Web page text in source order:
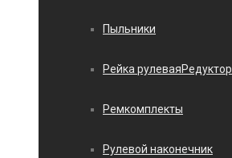
Пыльники
Рейка рулеваяРедуктор
Ремкомплекты
Рулевой наконечник